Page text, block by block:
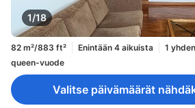
1/18
82 m²/883 ft² Enintään 4 aikuista
1
queen-vuode
Valitse päivämäärät